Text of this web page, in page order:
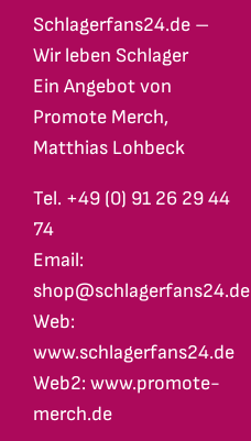
Schlagerfans24.de –
Wir leben Schlager
Ein Angebot von
Promote Merch,
Matthias Lohbeck
Tel. +49 (0) 91 26 29 44
74
Email:
shop@schlagerfans24.de
Web:
www.schlagerfans24.de
Web2: www.promote-
merch.de